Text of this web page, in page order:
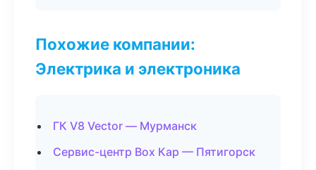
Похожие компании:
Электрика и электроника
ГК V8 Vector — Мурманск
Сервис-центр Box Кар — Пятигорск